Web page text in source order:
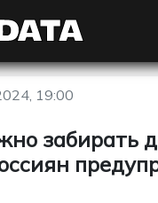
19:00
забирать